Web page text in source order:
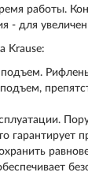
работы.
- для
Krause:
гарантирует